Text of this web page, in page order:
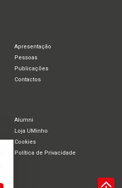
Apresentação
Pessoas
Publicações
Contactos
Alumni
Loja UMinho
Cookies
Política de Privacidade